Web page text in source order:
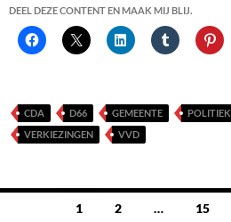
DEEL DEZE CONTENT EN MAAK MIJ BLIJ.
CDA D66 GEMEENTE POLITIEK
VERKIEZINGEN
VVD
Berichten
1 2 … 15